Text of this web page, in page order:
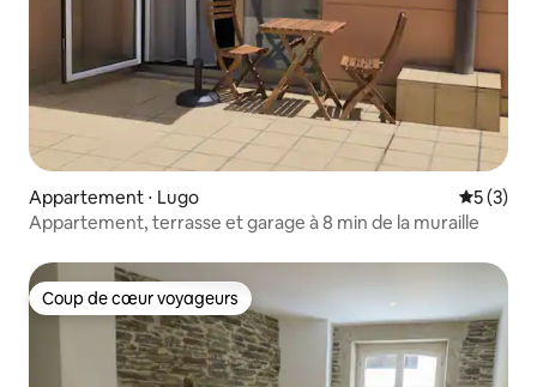
Appartement ⋅ Lugo
5 (3)
Appartement, terrasse et garage à 8 min de la muraille
Coup de cœur voyageurs
Coup de cœur voyageurs